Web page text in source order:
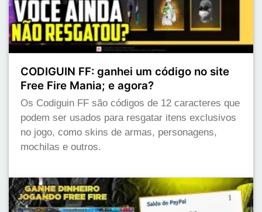
CODIGUIN FF: ganhei um código no site
Free Fire Mania; e agora?
Os Codiguin FF são códigos de 12 caracteres que
podem ser usados para resgatar itens exclusivos
no jogo, como skins de armas, personagens,
mochilas e outros.